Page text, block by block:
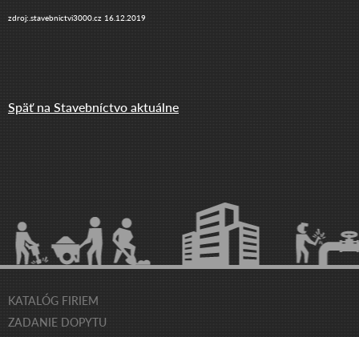
zdroj:.stavebnictvi3000.cz 16.12.2019
Späť na Stavebníctvo aktuálne
KATALÓG FIRIEM
ZADANIE DOPYTU